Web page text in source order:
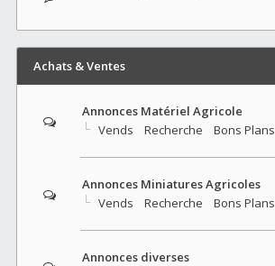
Achats & Ventes
Annonces Matériel Agricole
Vends
Recherche Bons Plans
Annonces Miniatures Agricoles
Vends
Recherche Bons Plans
Annonces diverses